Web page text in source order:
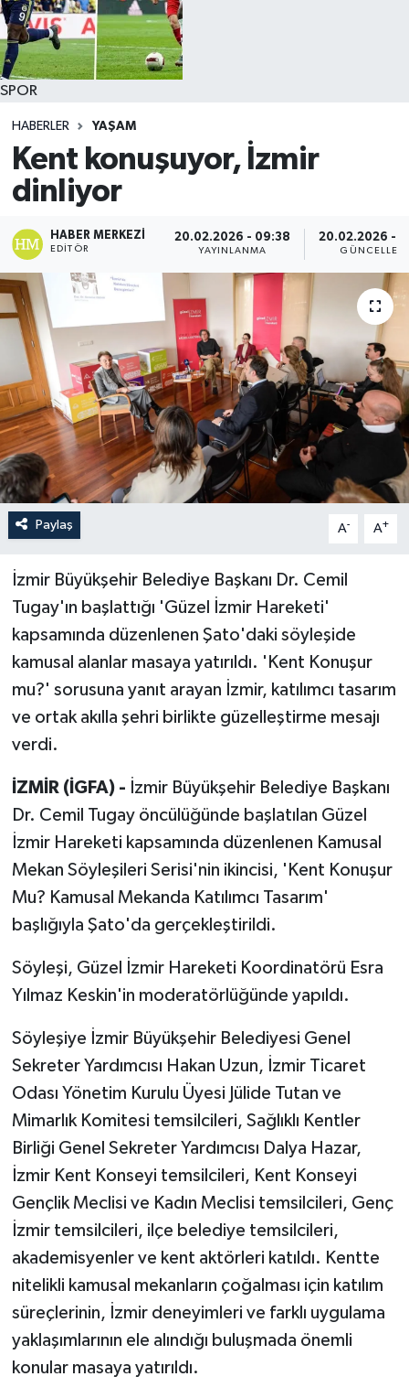
SPOR
HABERLER YAŞAM
Kent konuşuyor, İzmir
dinliyor
HABER MERKEZI
EDITÖR
20.02.2026 - 09:38
YAYINLANMA
20.02.2026 -
Paylaş A- A+
İzmir Büyükşehir Belediye Başkanı Dr. Cemil
Tugay'ın başlattığı 'Güzel İzmir Hareketi'
kapsamında düzenlenen Şato'daki söyleşide
kamusal alanlar masaya yatırıldı. 'Kent Konuşur
mu?' sorusuna yanıt arayan İzmir, katılımcı tasarım
ve ortak akılla şehri birlikte güzelleştirme mesajı
verdi.
İZMİR (İGFA) - İzmir Büyükşehir Belediye Başkanı
Dr. Cemil Tugay öncülüğünde başlatılan Güzel
İzmir Hareketi kapsamında düzenlenen Kamusal
Mekan Söyleşileri Serisi'nin ikincisi, 'Kent Konuşur
Mu? Kamusal Mekanda Katılımcı Tasarım'
başlığıyla Şato'da gerçekleştirildi.
Söyleşi, Güzel İzmir Hareketi Koordinatörü Esra
Yılmaz Keskin'in moderatörlüğünde yapıldı.
Söyleşiye İzmir Büyükşehir Belediyesi Genel
Sekreter Yardımcısı Hakan Uzun, İzmir Ticaret
Odası Yönetim Kurulu Üyesi Jülide Tutan ve
Mimarlık Komitesi temsilcileri, Sağlıklı Kentler
Birliği Genel Sekreter Yardımcısı Dalya Hazar,
İzmir Kent Konseyi temsilcileri, Kent Konseyi
Gençlik Meclisi ve Kadın Meclisi temsilcileri, Genç
İzmir temsilcileri, ilçe belediye temsilcileri,
akademisyenler ve kent aktörleri katıldı. Kentte
nitelikli kamusal mekanların çoğalması için katılım
süreçlerinin, İzmir deneyimleri ve farklı uygulama
yaklaşımlarının ele alındığı buluşmada önemli
konular masaya yatırıldı.